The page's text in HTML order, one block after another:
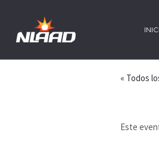
« Todos
Este